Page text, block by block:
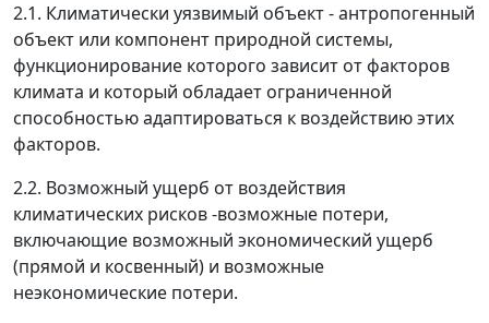
2.1. Климатически уязвимый объект - антропогенный
объект или компонент природной системы,
функционирование которого зависит от факторов
климата и который обладает ограниченной
способностью адаптироваться к воздействию этих
факторов.
2.2. Возможный ущерб от воздействия
климатических рисков -возможные потери,
включающие возможный экономический ущерб
(прямой и косвенный) и возможные
неэкономические потери.